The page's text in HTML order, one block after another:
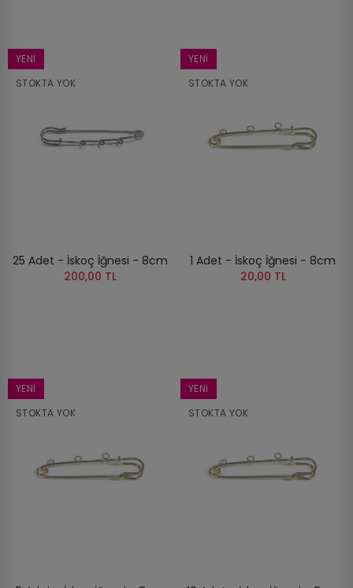
YENI
STOKTA YOK
25 Adet - İskoç İğnesi - 8cm
200,00 TL
YENI
STOKTA YOK
1 Adet - İskoç İğnesi - 8cm
20,00 TL
YENI
STOKTA YOK
YENI
STOKTA YOK